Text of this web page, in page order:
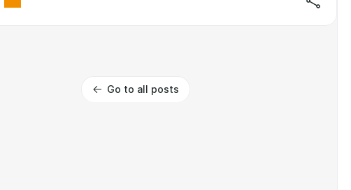
Go to all posts